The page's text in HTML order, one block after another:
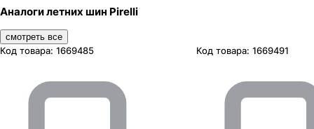
Аналоги летних шин Pirelli
смотреть все
Код товара: 1669485 Код товара: 1669491